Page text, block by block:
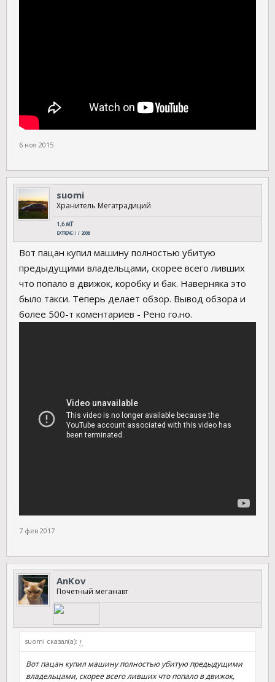
6 ноя 2015
suomi
Хранитель Мегатрадиций
Вот пацан купил машину полностью убитую
предыдущими владельцами, скорее всего ливших
что попало в движок, коробку и бак. Наверняка это
было такси. Теперь делает обзор. Вывод обзора и
более 500-т коментариев - Рено го.но.
7 фев 2017
AnKov
Почетный меганавт
suomi сказал(а): ↑
Вот пацан купил машину полностью убитую предыдущими
владельцами, скорее всего ливших что попало в движок,